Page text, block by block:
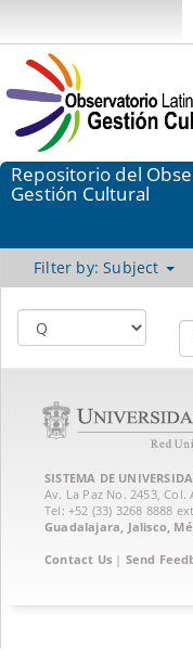
Repositorio del
Gestión Cultural
Filter by: Subject
SISTEMA DE
Av. La Paz No. 2453, Col.
Tel: +52
Guadalajara, Jalisco,
Contact Us | Send